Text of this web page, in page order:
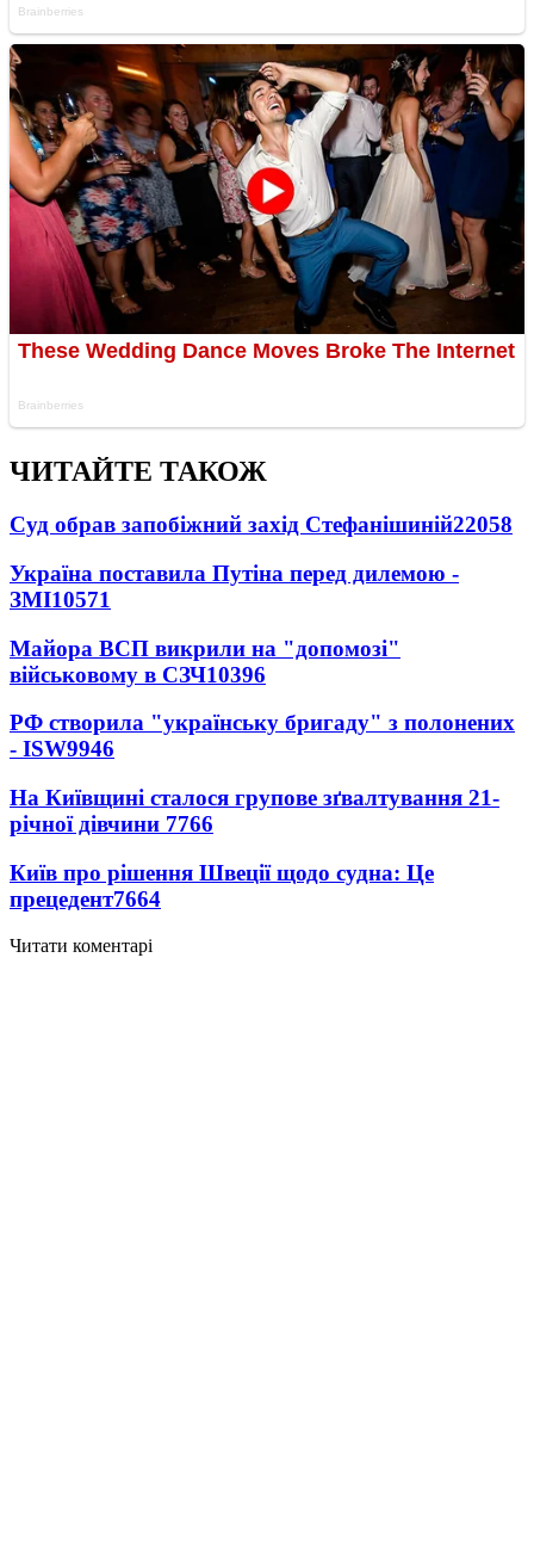
ЧИТАЙТЕ ТАКОЖ
Суд обрав запобіжний захід Стефанішиній22058
Україна поставила Путіна перед дилемою -
ЗМІ10571
Майора ВСП викрили на "допомозі"
військовому в СЗЧ10396
РФ створила "українську бригаду" з полонених
- ISW9946
На Київщині сталося групове зґвалтування 21-
річної дівчини 7766
Київ про рішення Швеції щодо судна: Це
прецедент7664
Читати коментарі